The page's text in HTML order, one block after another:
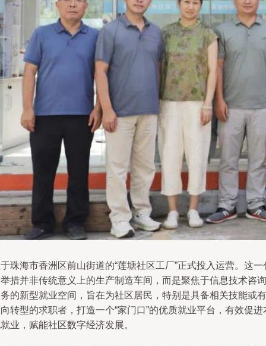
珠海市香洲区前山街道的“莲塘社区工厂”正式投入运营。这一
措并非传统意义上的生产制造车间，而是聚焦于信息技术咨询
的新型就业空间，旨在为社区居民，特别是具备相关技能或有
转型的求职者，打造一个“家门口”的优质就业平台，有效促进
业，赋能社区数字经济发展。